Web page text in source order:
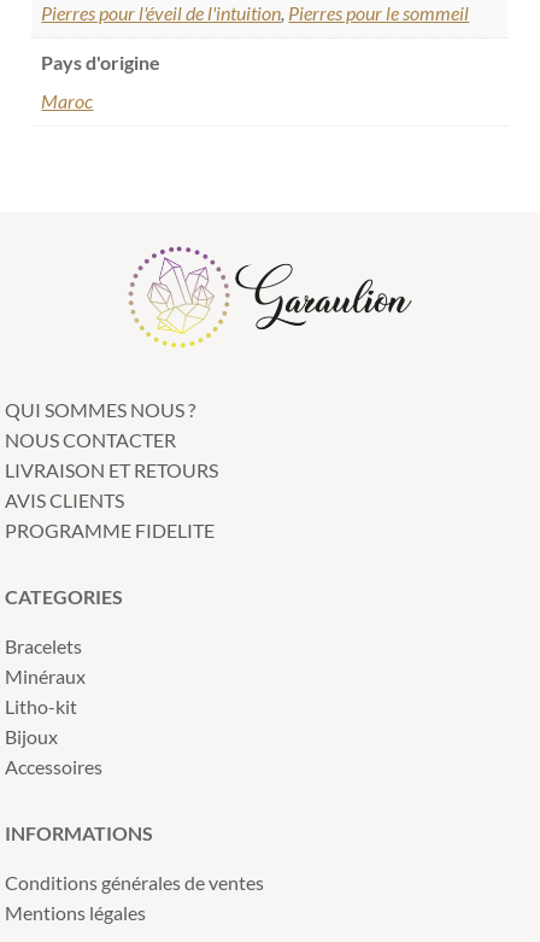
Pierres pour l'éveil de l'intuition, Pierres pour le sommeil
Pays d'origine
Maroc
QUI SOMMES NOUS ?
NOUS CONTACTER
LIVRAISON ET RETOURS
AVIS CLIENTS
PROGRAMME FIDELITE
CATEGORIES
Bracelets
Minéraux
Litho-kit
Bijoux
Accessoires
INFORMATIONS
Conditions générales de ventes
Mentions légales